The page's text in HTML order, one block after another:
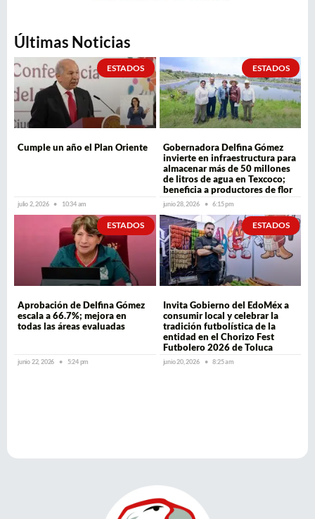
Últimas Noticias
ESTADOS
Cumple un año el Plan Oriente
julio 2, 2026 10:34 am
ESTADOS
Gobernadora Delfina Gómez
invierte en infraestructura para
almacenar más de 50 millones
de litros de agua en Texcoco;
beneficia a productores de flor
junio 28, 2026 6:15 pm
ESTADOS
Aprobación de Delfina Gómez
escala a 66.7%; mejora en
todas las áreas evaluadas
junio 22, 2026 5:24 pm
ESTADOS
Invita Gobierno del EdoMéx a
consumir local y celebrar la
tradición futbolística de la
entidad en el Chorizo Fest
Futbolero 2026 de Toluca
junio 20, 2026 8:25 am